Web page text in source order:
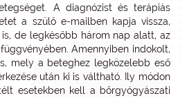
A diagnózist és terápiás
a szülő e-mailben kapja vissza,
de legkésőbb három nap alatt, az
Amennyiben indokolt,
mely a beteghez legközelebb eső
után ki is váltható. Ily módon
esetekben kell a bőrgyógyászati